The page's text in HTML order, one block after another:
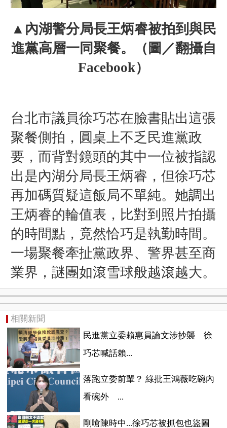
▲內湖警分局長王炳睿被拍到與民
進黨高層一同聚餐。（圖／翻攝自
Facebook）
台北市議員徐巧芯在臉書貼出這張
聚餐側拍，圓桌上不乏民進黨政
要，而背對鏡頭的其中一位被指認
出是內湖分局長王炳睿，但徐巧芯
再加碼質疑這飯局不單純。她調出
王炳睿的輪值表， 比對到照片拍攝
的時間點， 竟然恰巧是執勤時間。
一場聚餐牽扯黨政界、警界甚至商
業界， 謎團如滾雪球般越滾越大。
相關新聞
民進黨立委賴惠員論文涉抄襲 徐
巧芯喊話賴...
落跑立委前輩？ 綠批王鴻薇吃碗內
看碗外 ...
剛嗆陳時中...徐巧芯被抓包也盜圖